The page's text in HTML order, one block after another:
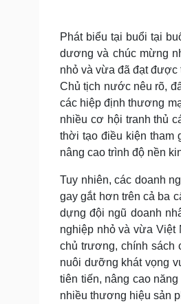
Phát biểu tại buổi tại
dương và chúc mừng
nhỏ và vừa đã đạt được
Chủ tịch nước nêu rõ,
các hiệp định thương
nhiều cơ hội tranh thủ
thời tạo điều kiện tham
nâng cao trình độ nền
Tuy nhiên, các doanh
gay gắt hơn trên cả ba
dựng đội ngũ doanh
nghiệp nhỏ và vừa Việt
chủ trương, chính sách
nuôi dưỡng khát vọng
tiên tiến, nâng cao
nhiều thương hiệu sản